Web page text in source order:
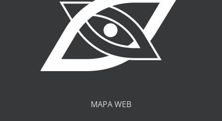
MAPA WEB